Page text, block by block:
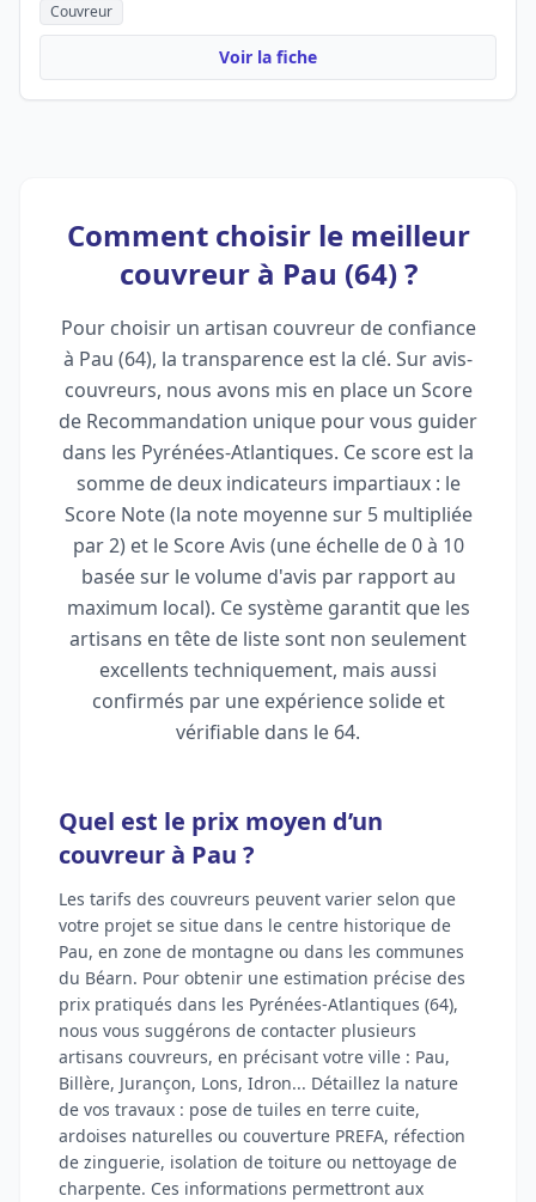
Couvreur
Voir la fiche
Comment choisir le meilleur
couvreur à Pau (64) ?
Pour choisir un artisan couvreur de confiance
à Pau (64), la transparence est la clé. Sur avis-
couvreurs, nous avons mis en place un Score
de Recommandation unique pour vous guider
dans les Pyrénées-Atlantiques. Ce score est la
somme de deux indicateurs impartiaux : le
Score Note (la note moyenne sur 5 multipliée
par 2) et le Score Avis (une échelle de 0 à 10
basée sur le volume d'avis par rapport au
maximum local). Ce système garantit que les
artisans en tête de liste sont non seulement
excellents techniquement, mais aussi
confirmés par une expérience solide et
vérifiable dans le 64.
Quel est le prix moyen d’un
couvreur à Pau ?
Les tarifs des couvreurs peuvent varier selon que
votre projet se situe dans le centre historique de
Pau, en zone de montagne ou dans les communes
du Béarn. Pour obtenir une estimation précise des
prix pratiqués dans les Pyrénées-Atlantiques (64),
nous vous suggérons de contacter plusieurs
artisans couvreurs, en précisant votre ville : Pau,
Billère, Jurançon, Lons, Idron... Détaillez la nature
de vos travaux : pose de tuiles en terre cuite,
ardoises naturelles ou couverture PREFA, réfection
de zinguerie, isolation de toiture ou nettoyage de
charpente. Ces informations permettront aux